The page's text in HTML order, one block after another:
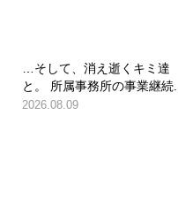
…そして、消え逝くキミ達
と。 所属事務所の事業継続...
2026.08.09